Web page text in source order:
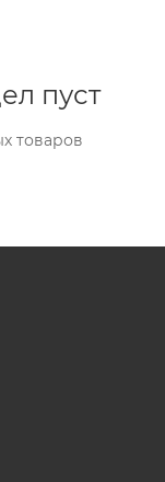
пуст
товаров